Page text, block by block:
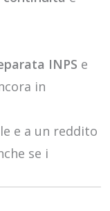
INPS e
in
e a un reddito
se i